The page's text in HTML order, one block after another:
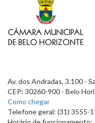
Av. dos Andradas, 3.100 -
CEP: 30260-900 - Belo
Como chegar
Telefone geral: (31) 3555-